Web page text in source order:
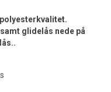
glidelås nede på